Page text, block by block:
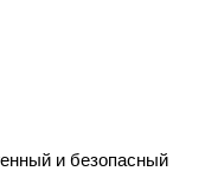
и безопасный